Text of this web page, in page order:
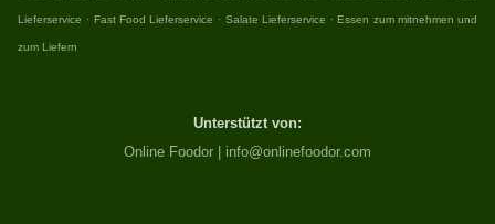
Lieferservice . Fast Food Lieferservice . Salate Lieferservice . Essen zum mitnehmen und
zum Liefern
Unterstützt von:
Online Foodor | info@onlinefoodor.com